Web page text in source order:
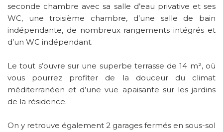
seconde chambre avec sa salle d’eau privative et ses
WC, une troisième chambre, d’une salle de bain
indépendante, de nombreux rangements intégrés et
d’un WC indépendant.
Le tout s’ouvre sur une superbe terrasse de 14 m², où
vous pourrez profiter de la douceur du climat
méditerranéen et d’une vue apaisante sur les jardins
de la résidence.
On y retrouve également 2 garages fermés en sous-sol